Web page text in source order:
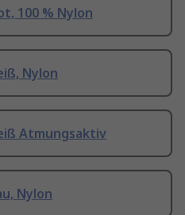
100 % Nylon
Nylon
Atmungsaktiv
Nylon